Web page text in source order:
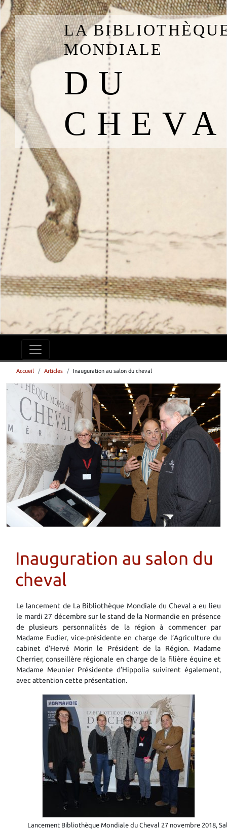
Accueil Articles Inauguration au salon du cheval
Inauguration au salon du
cheval
Le lancement de La Bibliothèque Mondiale du Cheval a eu lieu
le mardi 27 décembre sur le stand de la Normandie en présence
de plusieurs personnalités de la région à commencer par
Madame Eudier, vice-présidente en charge de l’Agriculture du
cabinet d’Hervé Morin le Président de la Région. Madame
Cherrier, conseillère régionale en charge de la filière équine et
Madame Meunier Présidente d’Hippolia suivirent également,
avec attention cette présentation.
Lancement Bibliothèque Mondiale du Cheval 27 novembre 2018,
LA
MONDIALE
DU